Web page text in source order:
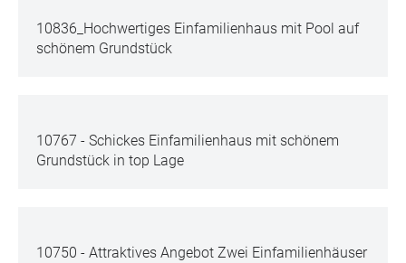
10836_Hochwertiges Einfamilienhaus mit Pool auf
schönem Grundstück
10767 - Schickes Einfamilienhaus mit schönem
Grundstück in top Lage
10750 - Attraktives Angebot Zwei Einfamilienhäuser